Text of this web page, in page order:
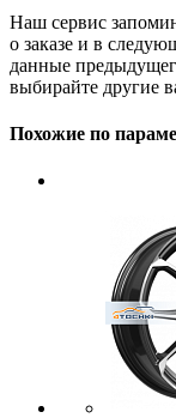
Наш сервис
о заказе и в
данные
выбирайте другие
Похожие по